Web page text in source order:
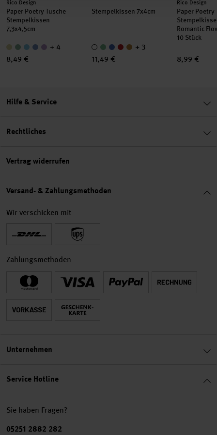
Hersteller:
Rico Design
Paper Poetry Tusche
Stempelkissen
7,3x4,5cm
+ 4
8,49 €
Stempelkissen 7x4cm
+ 3
11,49 €
Hersteller:
Rico Design
Paper Poetry
Romantic
10 Stück
8,99 €
Service Hotline
Sie haben Fragen?
Telefonnummer
05251 2882 282
Hilfe & Service
Rechtliches
Vertrag widerrufen
Versand- & Zahlungsmethoden
Wir verschicken mit
Zahlungsmethoden
Unternehmen